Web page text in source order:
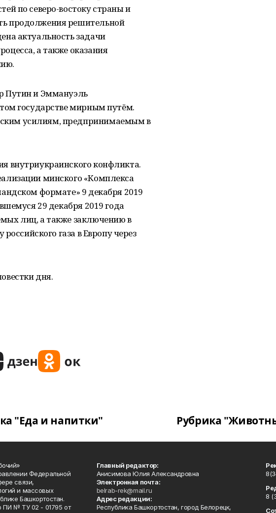
по северо-востоку страны и
продолжения решительной
актуальность задачи
а также оказания
Путин и Эммануэль
государстве мирным путём.
усилиям, предпринимаемым в
внутриукраинского конфликта.
минского «Комплекса
формате» 9 декабря 2019
29 декабря 2019 года
лиц, а также заключению в
газа в Европу через
дня.
"Еда и напитки" Рубрика
Федеральной
связи,
и массовых
Башкортостан.
ПИ № ТУ 02 - 01795 от
Главный редактор:
Анисимова Юлия Александровна
Электронная почта:
belrab-rek@mail.ru
Адрес редакции:
Республика Башкортостан, город Белорецк,
8